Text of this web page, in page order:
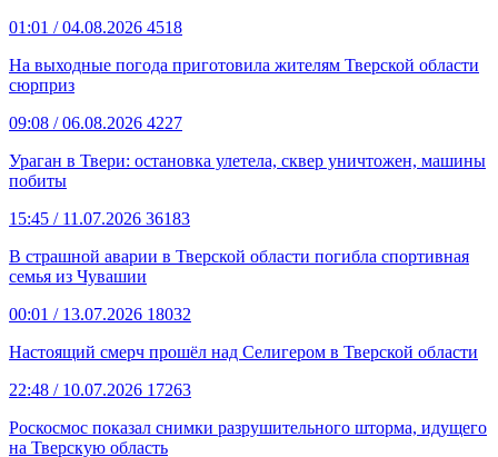
01:01 / 04.08.2026 4518
На выходные погода приготовила жителям Тверской области
сюрприз
09:08 / 06.08.2026 4227
Ураган в Твери: остановка улетела, сквер уничтожен, машины
побиты
15:45 / 11.07.2026 36183
В страшной аварии в Тверской области погибла спортивная
семья из Чувашии
00:01 / 13.07.2026 18032
Настоящий смерч прошёл над Селигером в Тверской области
22:48 / 10.07.2026 17263
Роскосмос показал снимки разрушительного шторма, идущего
на Тверскую область